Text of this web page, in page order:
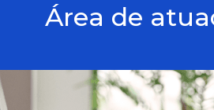
Área de